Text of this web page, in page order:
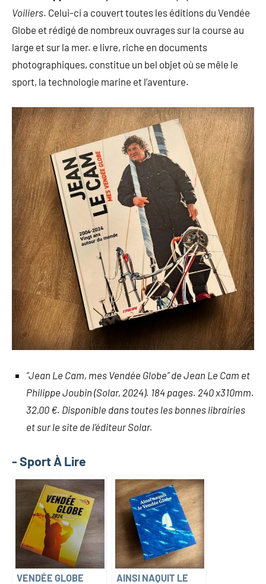
Voiliers. Celui-ci a couvert toutes les éditions du Vendée
Globe et rédigé de nombreux ouvrages sur la course au
large et sur la mer. e livre, riche en documents
photographiques, constitue un bel objet où se mêle le
sport, la technologie marine et l’aventure.
“Jean Le Cam, mes Vendée Globe” de Jean Le Cam et
Philippe Joubin (Solar, 2024). 184 pages. 240 x310mm.
32,00 €. Disponible dans toutes les bonnes librairies
et sur le site de l’éditeur Solar.
- Sport À Lire
VENDÉE GLOBE
AINSI NAQUIT LE